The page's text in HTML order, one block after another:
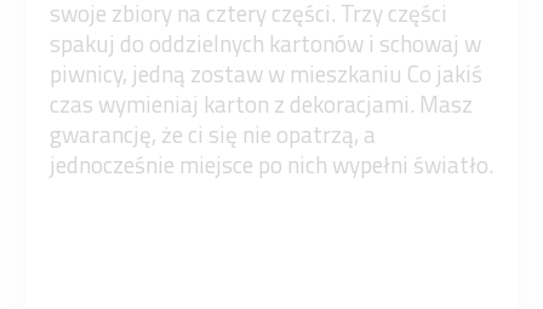
swoje zbiory na cztery części. Trzy części
spakuj do oddzielnych kartonów i schowaj w
piwnicy, jedną zostaw w mieszkaniu Co jakiś
czas wymieniaj karton z dekoracjami. Masz
gwarancję, że ci się nie opatrzą, a
jednocześnie miejsce po nich wypełni światło.